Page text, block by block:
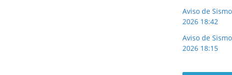
Aviso de
2026 18:42
Aviso de
2026 18:15